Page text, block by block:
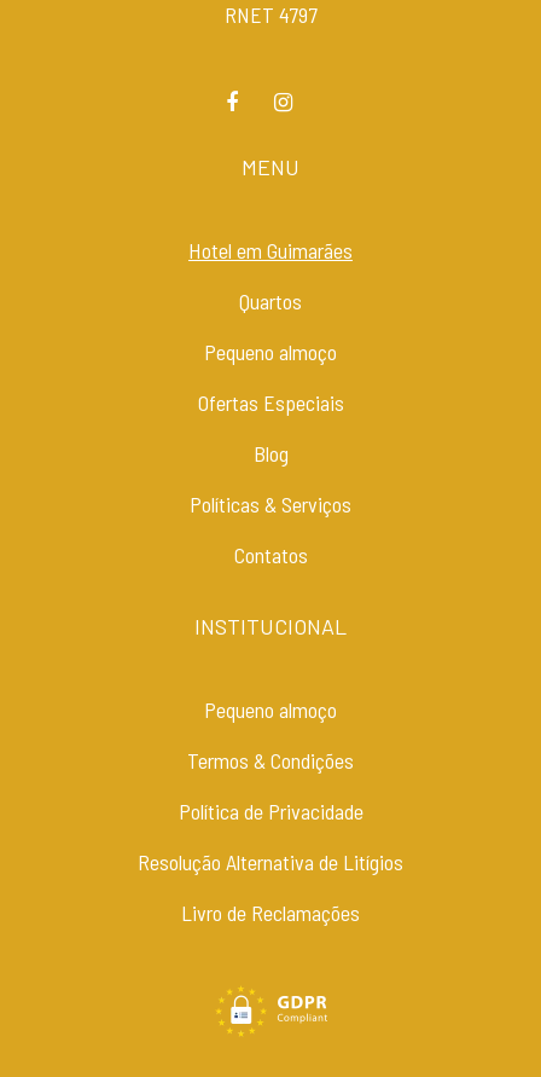
RNET 4797
MENU
Hotel em Guimarães
Quartos
Pequeno almoço
Ofertas Especiais
Blog
Políticas & Serviços
Contatos
INSTITUCIONAL
Pequeno almoço
Termos & Condições
Política de Privacidade
Resolução Alternativa de Litígios
Livro de Reclamações